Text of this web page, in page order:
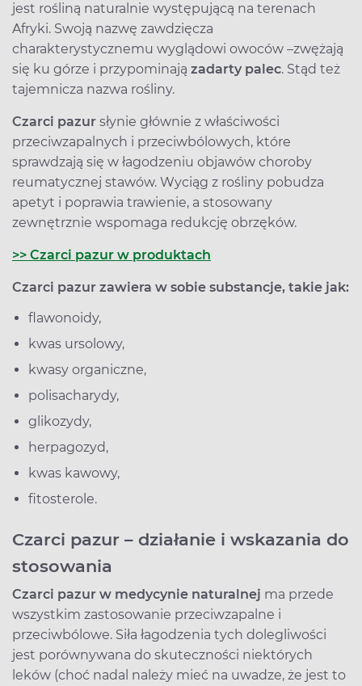
jest rośliną naturalnie występującą na terenach
Afryki. Swoją nazwę zawdzięcza
charakterystycznemu wyglądowi owoców –zwężają
się ku górze i przypominają zadarty palec. Stąd też
tajemnicza nazwa rośliny.
Czarci pazur słynie głównie z właściwości
przeciwzapalnych i przeciwbólowych, które
sprawdzają się w łagodzeniu objawów choroby
reumatycznej stawów. Wyciąg z rośliny pobudza
apetyt i poprawia trawienie, a stosowany
zewnętrznie wspomaga redukcję obrzęków.
>> Czarci pazur w produktach
Czarci pazur zawiera w sobie substancje, takie jak:
flawonoidy,
kwas ursolowy,
kwasy organiczne,
polisacharydy,
glikozydy,
herpagozyd,
kwas kawowy,
fitosterole.
Czarci pazur – działanie i wskazania do
stosowania
Czarci pazur w medycynie naturalnej ma przede
wszystkim zastosowanie przeciwzapalne i
przeciwbólowe. Siła łagodzenia tych dolegliwości
jest porównywana do skuteczności niektórych
leków (choć nadal należy mieć na uwadze, że jest to